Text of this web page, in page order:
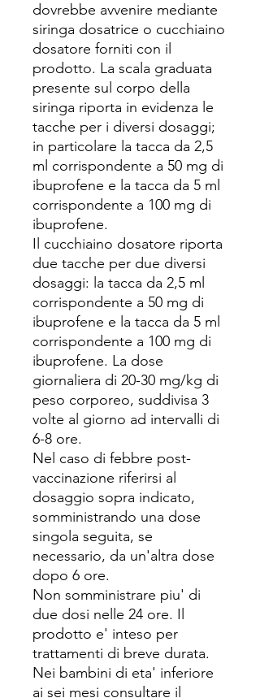
dovrebbe avvenire mediante
siringa dosatrice o cucchiaino
dosatore forniti con il
prodotto. La scala graduata
presente sul corpo della
siringa riporta in evidenza le
tacche per i diversi dosaggi;
in particolare la tacca da 2,5
ml corrispondente a 50 mg di
ibuprofene e la tacca da 5 ml
corrispondente a 100 mg di
ibuprofene.
Il cucchiaino dosatore riporta
due tacche per due diversi
dosaggi: la tacca da 2,5 ml
corrispondente a 50 mg di
ibuprofene e la tacca da 5 ml
corrispondente a 100 mg di
ibuprofene. La dose
giornaliera di 20-30 mg/kg di
peso corporeo, suddivisa 3
volte al giorno ad intervalli di
6-8 ore.
Nel caso di febbre post-
vaccinazione riferirsi al
dosaggio sopra indicato,
somministrando una dose
singola seguita, se
necessario, da un'altra dose
dopo 6 ore.
Non somministrare piu' di
due dosi nelle 24 ore. Il
prodotto e' inteso per
trattamenti di breve durata.
Nei bambini di eta' inferiore
ai sei mesi consultare il